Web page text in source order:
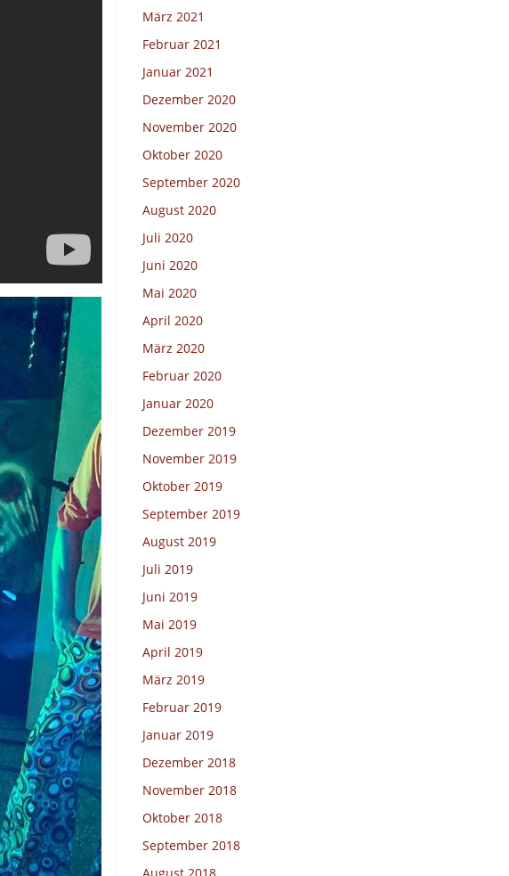
März 2021
Februar 2021
Januar 2021
Dezember 2020
November 2020
Oktober 2020
September 2020
August 2020
Juli 2020
Juni 2020
Mai 2020
April 2020
März 2020
Februar 2020
Januar 2020
Dezember 2019
November 2019
Oktober 2019
September 2019
August 2019
Juli 2019
Juni 2019
Mai 2019
April 2019
März 2019
Februar 2019
Januar 2019
Dezember 2018
November 2018
Oktober 2018
September 2018